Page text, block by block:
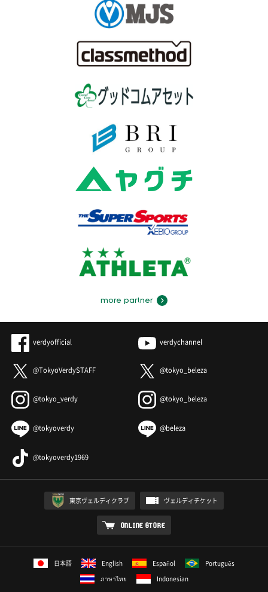
more partner
verdyofficial verdychannel
@TokyoVerdySTAFF @tokyo_beleza
@tokyo_verdy @tokyo_beleza
@tokyoverdy @beleza
@tokyoverdy1969
東京ヴェルディクラブ ヴェルディチケット
ONLINE STORE
日本語 English Español
Português
ภาษาไทย
Indonesian